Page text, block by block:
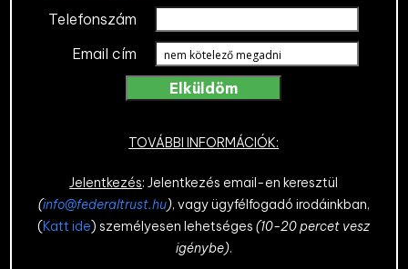
Telefonszám
Email cím
TOVÁBBI INFORMÁCIÓK:
Jelentkezés: Jelentkezés email-en keresztül
(info@federaltrust.hu), vagy ügyfélfogadó irodáinkban,
(Katt ide) személyesen lehetséges(10-20 percet vesz
igénybe).